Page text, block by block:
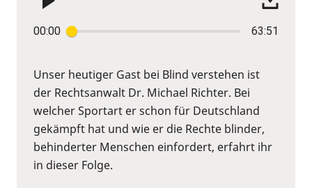
00:00 63:51
Unser heutiger Gast bei Blind verstehen ist
der Rechtsanwalt Dr. Michael Richter. Bei
welcher Sportart er schon für Deutschland
gekämpft hat und wie er die Rechte blinder,
behinderter Menschen einfordert, erfahrt ihr
in dieser Folge.